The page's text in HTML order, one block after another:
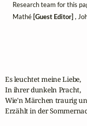
Research team for this
Mathé [Guest Editor] ,
Es leuchtet meine Liebe,
In ihrer dunkeln Pracht,
Wie'n Märchen traurig
Erzählt in der